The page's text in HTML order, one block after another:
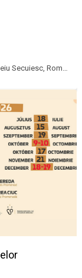
Secuiesc, Románia